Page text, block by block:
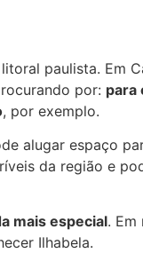
paulista. Em
por: para
, por exemplo.
alugar espaço
da região e
mais especial. Em
Ilhabela.